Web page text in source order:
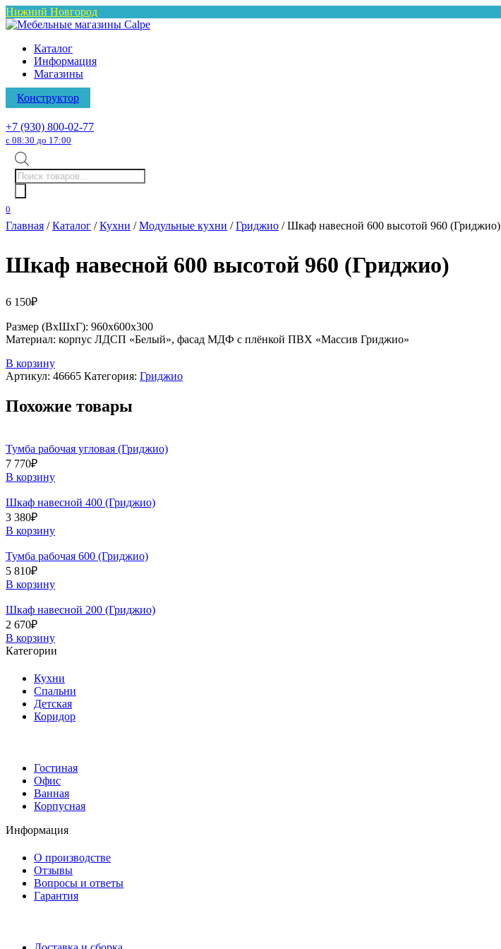
Нижний Новгород
Каталог
Информация
Магазины
Конструктор
+7 (930) 800-02-77
с 08:30 до 17:00
Поиск
товаров
0
Главная /Каталог /Кухни /Модульные кухни /Гриджио / Шкаф навесной 600 высотой 960 (Гриджио)
Шкаф навесной 600 высотой 960 (Гриджио)
6 150₽
Размер (ВхШхГ): 960х600х300
Материал: корпус ЛДСП «Белый», фасад МДФ с плёнкой ПВХ «Массив Гриджио»
В корзину
Артикул: 46665 Категория: Гриджио
Похожие товары
Тумба рабочая угловая (Гриджио)
7 770₽
В корзину
Шкаф навесной 400 (Гриджио)
3 380₽
В корзину
Тумба рабочая 600 (Гриджио)
5 810₽
В корзину
Шкаф навесной 200 (Гриджио)
2 670₽
В корзину
Категории
Кухни
Спальни
Детская
Коридор
Гостиная
Офис
Ванная
Корпусная
Информация
О производстве
Отзывы
Вопросы и ответы
Гарантия